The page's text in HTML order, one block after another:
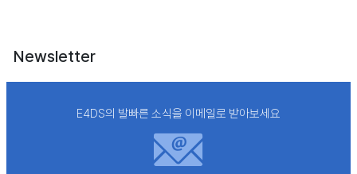
Newsletter
E4DS의 발빠른 소식을 이메일로 받아보세요